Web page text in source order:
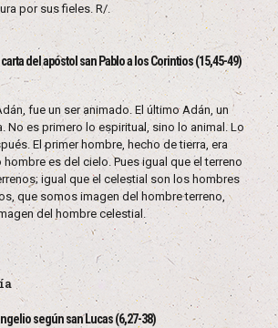
por sus fieles. R/.
del apóstol san Pablo a los Corintios (15,45-49)
fue un ser animado. El último Adán, un
No es primero lo espiritual, sino lo animal. Lo
El primer hombre, hecho de tierra, era
es del cielo. Pues igual que el terreno
igual que el celestial son los hombres
que somos imagen del hombre terreno,
del hombre celestial.
según san Lucas (6,27-38)